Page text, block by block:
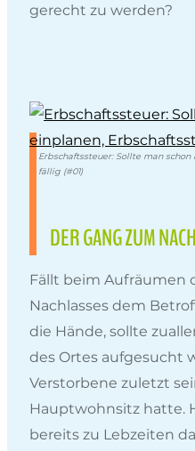
gerecht zu werden?
Erbschaftssteuer: Sollte man
fällig (#01)
DER GANG ZUM
Fällt beim Aufräumen
Nachlasses dem
die Hände, sollte
des Ortes aufgesucht
Verstorbene zuletzt
Hauptwohnsitz hatte.
bereits zu Lebzeiten